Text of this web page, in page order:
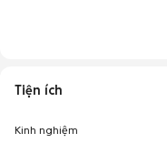
Tiện ích
Kinh nghiệm